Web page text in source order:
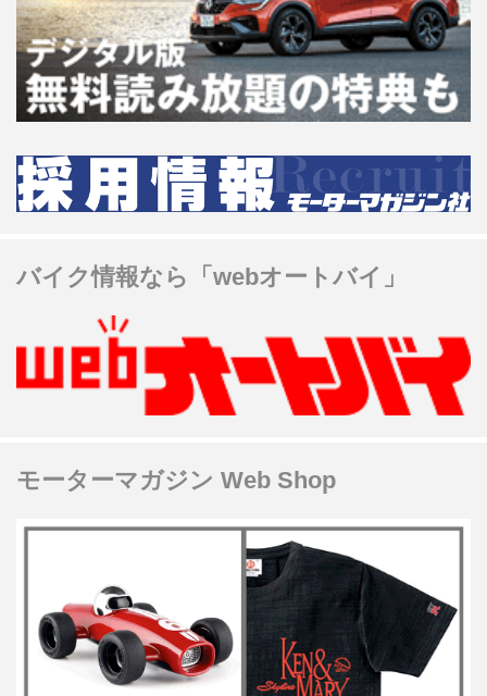
バイク情報なら「webオートバイ」
モーターマガジン Web Shop